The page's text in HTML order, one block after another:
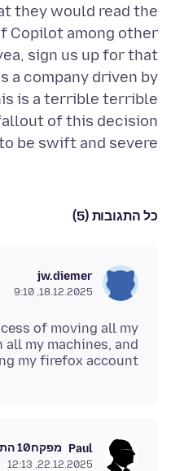
they would read the
Copilot among other
a company driven by
is a terrible terrible
of this decision
be swift and severe.
כל התגובות (5)
jw.diemer
18.12.2025, 9:10
of moving all my
my machines, and
my firefox account.
Paul מפקח10 התורמים המובילים
22.12.2025, 12:13